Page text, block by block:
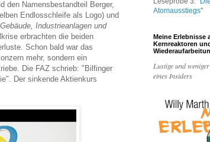
den Namensbestandteil Berger,
Endlosschleife als Logo) und
Industrieanlagen und
erbrachten die beiden
Schon bald war das
mehr, sondern ein
Die FAZ schrieb: "Bilfinger
Der sinkende Aktienkurs
Atomausstiegs"
Meine Erlebnisse
Kernreaktoren
Lustige und
eines Insiders